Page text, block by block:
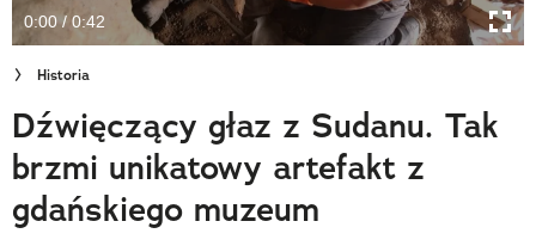
Cuda Polski
Wielki Konkurs Fotograficzny
Trendbook Podróżniczy
Polecane
0:00 / 0:42
Historia
Dźwięczący głaz z Sudanu. Tak
brzmi unikatowy artefakt z
gdańskiego muzeum